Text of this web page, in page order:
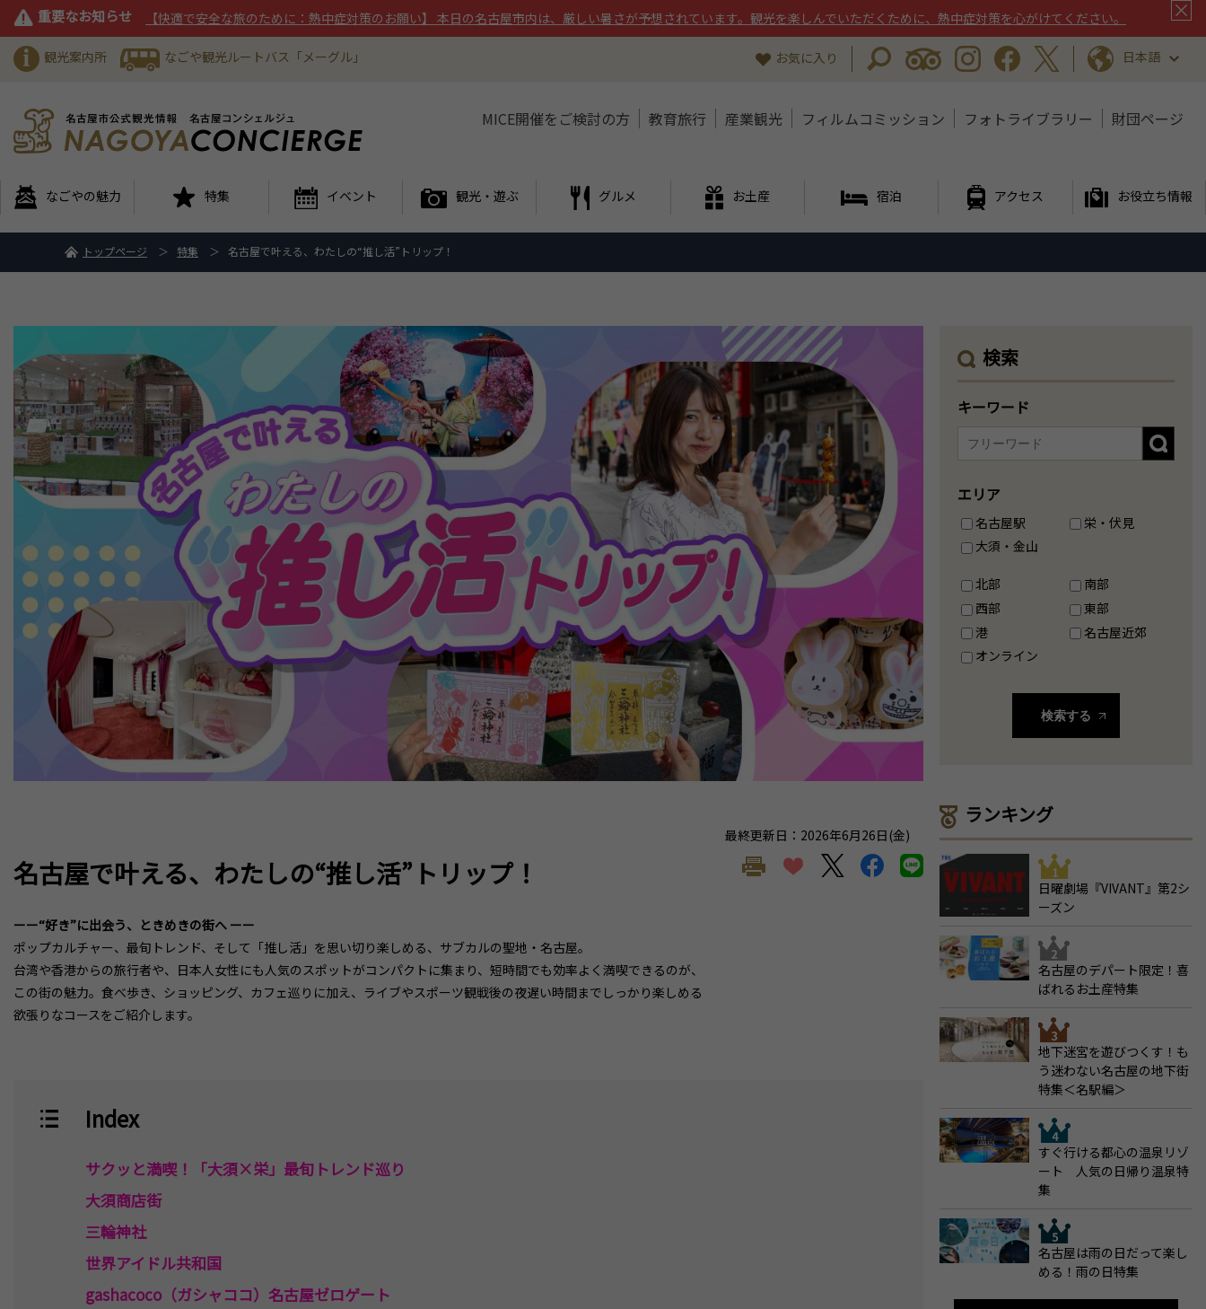
重要なお知らせ 【快適で安全な旅のために：熱中症対策のお願い】 本日の名古屋市内は、厳しい暑さが予想されています。観光を楽しんでいただくために、熱中症対策を心がけてください。
観光案内所 なごや観光ルートバス「メーグル」 お気に入り 日本語
MICE開催をご検討の方 教育旅行 産業観光 フィルムコミッション フォトライブラリー 財団ページ
なごやの魅力 特集 イベント 観光・遊ぶ グルメ お土産 宿泊 アクセス お役立ち情報
トップページ 特集 名古屋で叶える、わたしの“推し活”トリップ！
最終更新日：2026年6月26日(金)
名古屋で叶える、わたしの“推し活”トリップ！
ーー“好き”に出会う、ときめきの街へ ーー
ポップカルチャー、最旬トレンド、そして「推し活」を思い切り楽しめる、サブカルの聖地・名古屋。
台湾や香港からの旅行者や、日本人女性にも人気のスポットがコンパクトに集まり、短時間でも効率よく満喫できるのが、
この街の魅力。食べ歩き、ショッピング、カフェ巡りに加え、ライブやスポーツ観戦後の夜遅い時間までしっかり楽しめる
欲張りなコースをご紹介します。
Index
サクッと満喫！「大須×栄」最旬トレンド巡り
大須商店街
三輪神社
世界アイドル共和国
gashacoco（ガシャココ）名古屋ゼロゲート
検索
キーワード
エリア
名古屋駅
栄・伏見
大須・金山
北部
南部
西部
東部
港
名古屋近郊
オンライン
検索する
ランキング
日曜劇場『VIVANT』第2シ
ーズン
名古屋のデパート限定！喜
ばれるお土産特集
地下迷宮を遊びつくす！も
う迷わない名古屋の地下街
特集＜名駅編＞
すぐ行ける都心の温泉リゾ
ート 人気の日帰り温泉特
集
名古屋は雨の日だって楽し
める！雨の日特集